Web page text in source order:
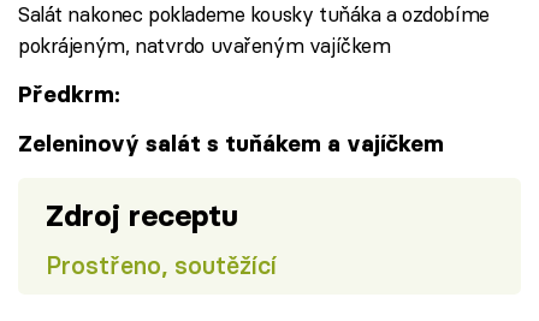
Salát nakonec poklademe kousky tuňáka a ozdobíme
pokrájeným, natvrdo uvařeným vajíčkem
Předkrm:
Zeleninový salát s tuňákem a vajíčkem
Zdroj receptu
Prostřeno, soutěžící